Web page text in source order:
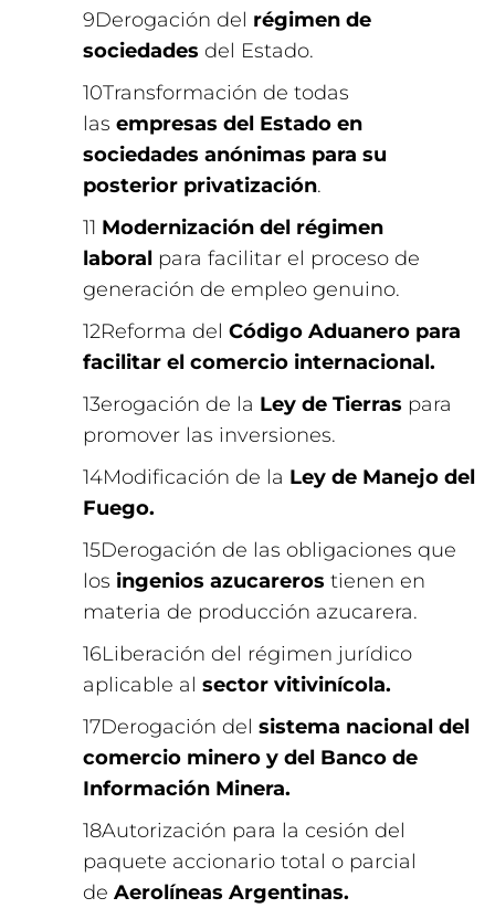
Derogación del régimen de
sociedades del Estado.
Transformación de todas
las empresas del Estado en
sociedades anónimas para su
posterior privatización.
Modernización del régimen
laboral para facilitar el proceso de
generación de empleo genuino.
Reforma del Código Aduanero para
facilitar el comercio internacional.
erogación de la Ley de Tierras para
promover las inversiones.
Modificación de la Ley de Manejo del
Fuego.
Derogación de las obligaciones que
los ingenios azucareros tienen en
materia de producción azucarera.
Liberación del régimen jurídico
aplicable al sector vitivinícola.
Derogación del sistema nacional del
comercio minero y del Banco de
Información Minera.
Autorización para la cesión del
paquete accionario total o parcial
de Aerolíneas Argentinas.